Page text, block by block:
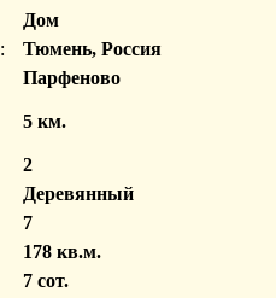
Дом
Тюмень, Россия
Парфеново
5 км.
2
Деревянный
7
178 кв.м.
7 сот.